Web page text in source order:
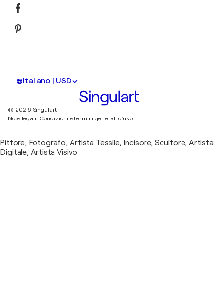
Italiano | USD
© 2026 Singulart
Note legali. Condizioni e termini generali d'uso
Pittore, Fotografo, Artista Tessile, Incisore, Scultore, Artista
Digitale, Artista Visivo